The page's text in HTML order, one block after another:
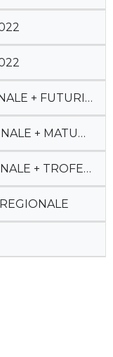
+ FUTURITY
+ MATURITY
SILVIA SGAGGIO